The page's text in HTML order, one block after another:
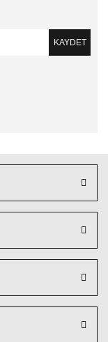
KAYDET